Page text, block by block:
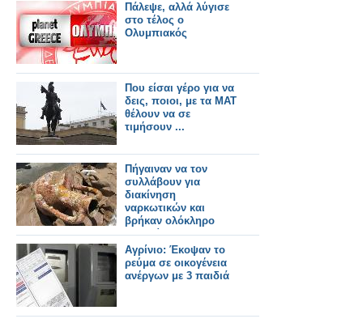
Πάλεψε, αλλά λύγισε
στο τέλος ο
Ολυμπιακός
Που είσαι γέρο για να
δεις, ποιοι, με τα ΜΑΤ
θέλουν να σε
τιμήσουν ...
Πήγαιναν να τον
συλλάβουν για
διακίνηση
ναρκωτικών και
βρήκαν ολόκληρο
μουσείο
Αγρίνιο: Έκοψαν το
ρεύμα σε οικογένεια
ανέργων με 3 παιδιά